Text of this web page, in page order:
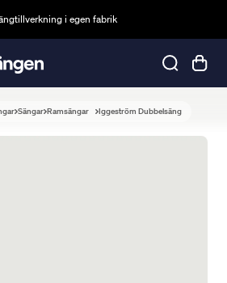
i egen fabrik
Sängar Ramsängar Iggeström Dubbelsäng